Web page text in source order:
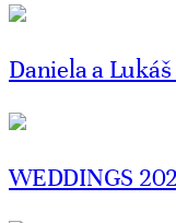
Daniela a
WEDDINGS